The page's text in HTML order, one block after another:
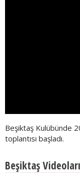
Beşiktaş Kulübünde
toplantısı başladı.
Beşiktaş Videoları